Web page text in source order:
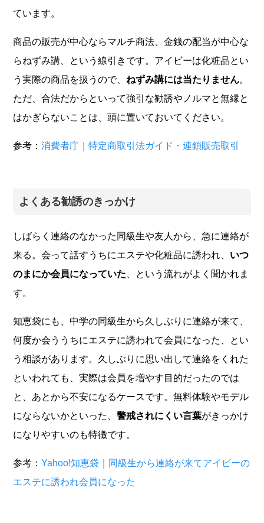
ています。
商品の販売が中心ならマルチ商法、金銭の配当が中心な
らねずみ講、という線引きです。アイビーは化粧品とい
う実際の商品を扱うので、ねずみ講には当たりません。
ただ、合法だからといって強引な勧誘やノルマと無縁と
はかぎらないことは、頭に置いておいてください。
参考：消費者庁｜特定商取引法ガイド・連鎖販売取引
よくある勧誘のきっかけ
しばらく連絡のなかった同級生や友人から、急に連絡が
来る。会って話すうちにエステや化粧品に誘われ、 いつ
のまにか会員になっていた 、という流れがよく聞かれま
す。
知恵袋にも、中学の同級生から久しぶりに連絡が来て、
何度か会ううちにエステに誘われて会員になった、とい
う相談があります。久しぶりに思い出して連絡をくれた
といわれても、実際は会員を増やす目的だったのでは
と、あとから不安になるケースです。無料体験やモデル
にならないかといった、警戒されにくい言葉がきっかけ
になりやすいのも特徴です。
参考：Yahoo!知恵袋｜同級生から連絡が来てアイビーの
エステに誘われ会員になった